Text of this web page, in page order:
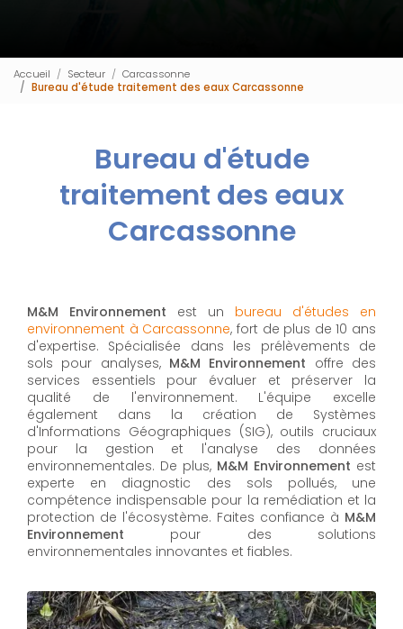
Accueil Secteur
Carcassonne
Bureau d'étude traitement des eaux Carcassonne
Bureau d'étude
traitement des eaux
Carcassonne
M&M Environnement est un bureau d'études en
environnement à Carcassonne, fort de plus de 10 ans
d'expertise. Spécialisée dans les prélèvements de
sols pour analyses, M&M Environnement offre des
services essentiels pour évaluer et préserver la
qualité de l'environnement. L'équipe excelle
également dans la création de Systèmes
d'Informations Géographiques (SIG), outils cruciaux
pour la gestion et l'analyse des données
environnementales. De plus, M&M Environnement est
experte en diagnostic des sols pollués, une
compétence indispensable pour la remédiation et la
protection de l'écosystème. Faites confiance à M&M
Environnement pour des solutions
environnementales innovantes et fiables.